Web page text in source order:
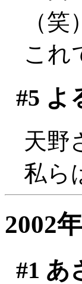
（笑）
これ
#5 よ
天野
私ら
2002
#1 あ